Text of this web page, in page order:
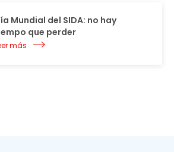
Mundial del SIDA: no hay
que perder
más